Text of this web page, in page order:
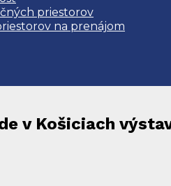
priestorov
na prenájom
v Košiciach